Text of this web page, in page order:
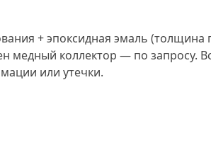
+ эпоксидная эмаль (толщина
медный коллектор — по запросу.
или утечки.